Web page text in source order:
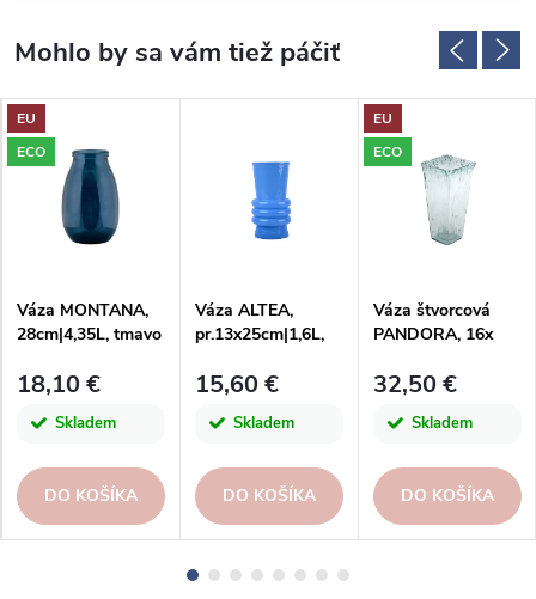
EU
ECO
Váza MONTANA,
28cm|4,35L, tmavo
18,10 €
Skladem
DO KOŠÍKA
Váza ALTEA,
pr.13x25cm|1,6L,
matná|San Miguel
15,60 €
Skladem
DO KOŠÍKA
EU
ECO
Váza štvorcová
PANDORA, 16x
San Miguel
32,50 €
Skladem
DO KOŠÍKA